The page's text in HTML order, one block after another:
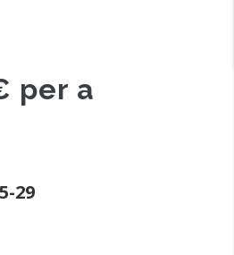
per a
29